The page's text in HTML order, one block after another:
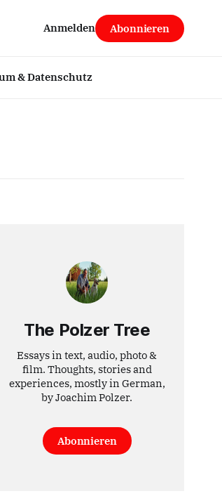
& Datenschutz
Anmelden Abonnieren
The Polzer Tree
Essays in text, audio, photo &
film. Thoughts, stories and
experiences, mostly in German,
by Joachim Polzer.
Abonnieren